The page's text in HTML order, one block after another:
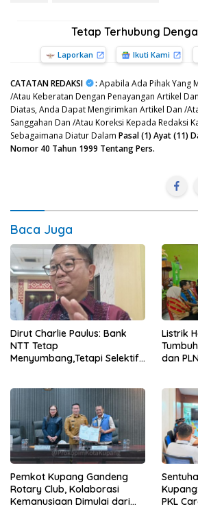
Tetap Terhubung
Laporkan Ikuti Kami
CATATAN REDAKSI : Apabila Ada Pihak Yang
/Atau Keberatan Dengan Penayangan Artikel
Diatas, Anda Dapat Mengirimkan Artikel Dan /
Sanggahan Dan /Atau Koreksi Kepada Redaksi
Sebagaimana Diatur Dalam Pasal (1) Ayat (11)
Nomor 40 Tahun 1999 Tentang Pers.
Baca Juga
Dirut Charlie Paulus: Bank
NTT Tetap
Menyumbang,Tetapi Selektif
Listrik
dan
Pemkot Kupang Gandeng
Rotary Club, Kolaborasi
Kemanusiaan Dimulai dari
PKL